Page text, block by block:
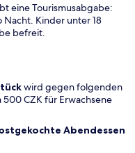
eine Tourismusabgabe:
Kinder unter 18
befreit.
wird gegen folgenden
CZK für Erwachsene
Abendessen